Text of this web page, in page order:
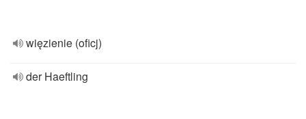
więzienie (oficj)
der Haeftling